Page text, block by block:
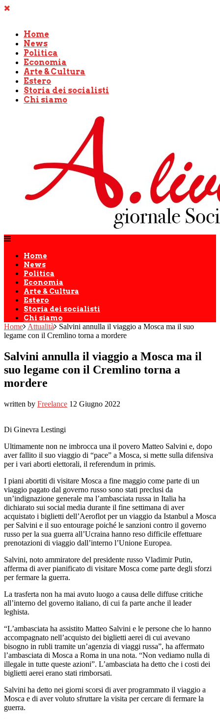
Home
News
Politica
Economia
Arte & Cultura
Estero
Storia dei socialisti
Chi siamo
Home
News
Politica
Economia
Arte & Cultura
Estero
Storia dei socialisti
Chi siamo
Home Attualità
Salvini annulla il viaggio a Mosca ma il suo
legame con il Cremlino torna a mordere
Salvini annulla il viaggio a Mosca ma il
suo legame con il Cremlino torna a
mordere
written by Freelance 12 Giugno 2022
Di Ginevra Lestingi
Ultimamente non ne imbrocca una il povero Matteo Salvini e, dopo
aver fallito il suo viaggio di “pace” a Mosca, si mette sulla difensiva
per i vari aborti elettorali, il referendum in primis.
I piani abortiti di visitare Mosca a fine maggio come parte di un
viaggio pagato dal governo russo sono stati preclusi da
un’indignazione generale ma l’ambasciata russa in Italia ha
dichiarato sui social media durante il fine settimana di aver
acquistato i biglietti dell’Aeroflot per un viaggio da Istanbul a Mosca
per Salvini e il suo entourage poiché le sanzioni contro il governo
russo per la sua guerra all’Ucraina hanno reso difficile effettuare
prenotazioni di viaggio dall’interno l’Unione Europea.
Salvini, noto ammiratore del presidente russo Vladimir Putin,
afferma di aver pianificato di visitare Mosca come parte degli sforzi
per fermare la guerra.
La trasferta non ha mai avuto luogo a causa delle diffuse critiche
all’interno del governo italiano, di cui fa parte anche il leader
leghista.
“L’ambasciata ha assistito Matteo Salvini e le persone che lo hanno
accompagnato nell’acquisto dei biglietti aerei di cui avevano
bisogno in rubli tramite un’agenzia di viaggi russa”, ha affermato
l’ambasciata di Mosca a Roma in una nota. “Non vediamo nulla di
illegale in tutte queste azioni”. L’ambasciata ha detto che i costi dei
biglietti aerei erano stati rimborsati.
Salvini ha detto nei giorni scorsi di aver programmato il viaggio a
Mosca e di aver voluto sfruttare la visita per cercare di fermare la
guerra.